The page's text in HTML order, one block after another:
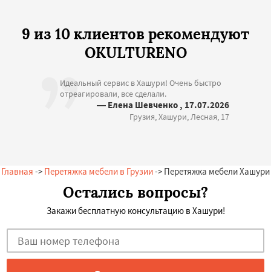
9 из 10 клиентов рекомендуют
OKULTURENO
Идеальный сервис в Хашури! Очень быстро
отреагировали, все сделали.
— Елена Шевченко , 17.07.2026
Грузия, Хашури, Лесная, 17
Главная -> Перетяжка мебели в Грузии-> Перетяжка мебели Хашури
Остались вопросы?
Закажи бесплатную консультацию в Хашури!